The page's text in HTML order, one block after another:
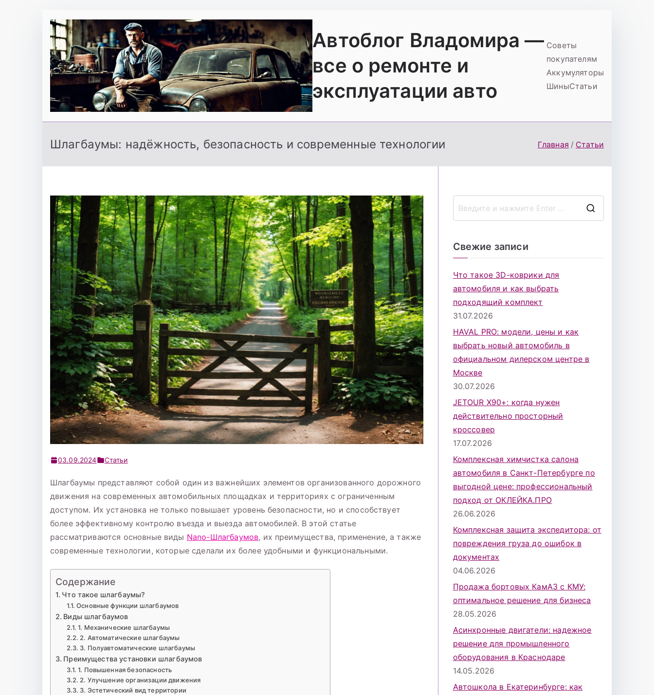
содержимому
Автоблог Владомира —
все о ремонте и
эксплуатации авто
Советы
покупателям
Аккумуляторы
ШиныСтатьи
Шлагбаумы: надёжность, безопасность и современные технологии Главная Статьи
03.09.2024 Статьи
Шлагбаумы представляют собой один из важнейших элементов организованного дорожного
движения на современных автомобильных площадках и территориях с ограниченным
доступом. Их установка не только повышает уровень безопасности, но и способствует
более эффективному контролю въезда и выезда автомобилей. В этой статье
рассматриваются основные виды Nano-Шлагбаумов, их преимущества, применение, а также
современные технологии, которые сделали их более удобными и функциональными.
Содержание
Что такое шлагбаумы?
Основные функции шлагбаумов
Виды шлагбаумов
1. Механические шлагбаумы
2. Автоматические шлагбаумы
3. Полуавтоматические шлагбаумы
Преимущества установки шлагбаумов
1. Повышенная безопасность
2. Улучшение организации движения
3. Эстетический вид территории
Свежие записи
Что такое 3D-коврики для
автомобиля и как выбрать
подходящий комплект
31.07.2026
HAVAL PRO: модели, цены и как
выбрать новый автомобиль в
официальном дилерском центре в
Москве
30.07.2026
JETOUR X90+: когда нужен
действительно просторный
кроссовер
17.07.2026
Комплексная химчистка салона
автомобиля в Санкт-Петербурге по
выгодной цене: профессиональный
подход от ОКЛЕЙКА.ПРО
26.06.2026
Комплексная защита экспедитора: от
повреждения груза до ошибок в
документах
04.06.2026
Продажа бортовых КамАЗ с КМУ:
оптимальное решение для бизнеса
28.05.2026
Асинхронные двигатели: надежное
решение для промышленного
оборудования в Краснодаре
14.05.2026
Автошкола в Екатеринбурге: как